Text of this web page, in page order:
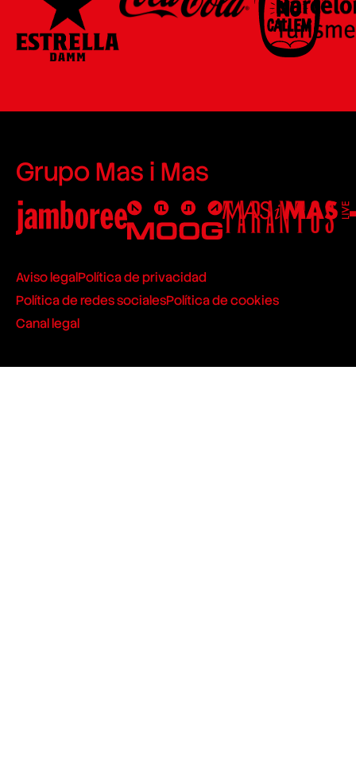
Grupo Mas i Mas
Aviso legalPolítica de privacidad
Política de redes socialesPolítica de cookies
Canal legal